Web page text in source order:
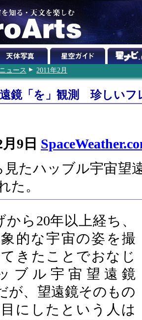
ュース 2011年2月
鏡「を」観測 珍しいフ
月9日
見たハッブル宇宙望
た。
ら20年以上経ち、
的な宇宙の姿を撮
きたことでおなじ
ブル宇宙望遠鏡
が、望遠鏡そのもの
にしたという人は